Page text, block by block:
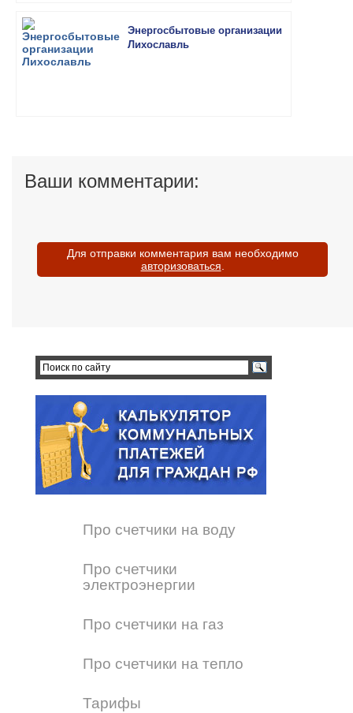
Энергосбытовые организации
Лихославль
Ваши комментарии:
Для отправки комментария вам необходимо
авторизоваться
Про счетчики на воду
Про счетчики
электроэнергии
Про счетчики на газ
Про счетчики на тепло
Тарифы